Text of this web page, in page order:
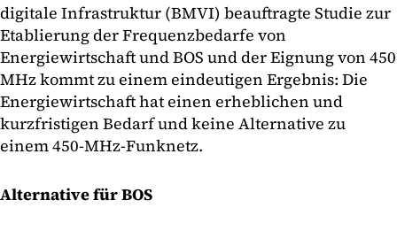
digitale Infrastruktur (BMVI) beauftragte Studie zur
Etablierung der Frequenzbedarfe von
Energiewirtschaft und BOS und der Eignung von 450
MHz kommt zu einem eindeutigen Ergebnis: Die
Energiewirtschaft hat einen erheblichen und
kurzfristigen Bedarf und keine Alternative zu
einem 450-MHz-Funknetz.
Alternative für BOS